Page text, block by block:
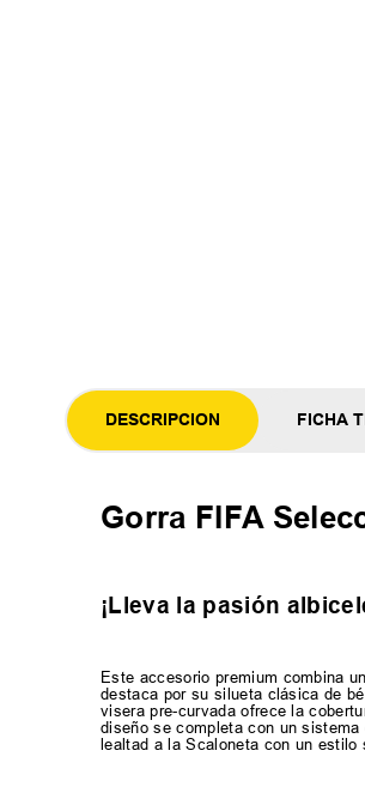
DESCRIPCION FICHA
Gorra FIFA
¡Lleva la pasión
Este accesorio premium combina
destaca por su silueta clásica de
visera pre-curvada ofrece la
diseño se completa con un
lealtad a la Scaloneta con un